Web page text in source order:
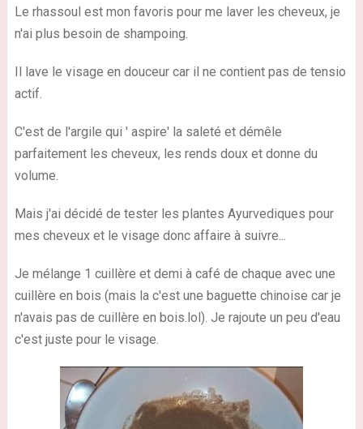
Le rhassoul est mon favoris pour me laver les cheveux, je
n'ai plus besoin de shampoing.
Il lave le visage en douceur car il ne contient pas de tensio
actif.
C'est de l'argile qui ' aspire' la saleté et démêle
parfaitement les cheveux, les rends doux et donne du
volume.
Mais j'ai décidé de tester les plantes Ayurvediques pour
mes cheveux et le visage donc affaire à suivre...
Je mélange 1 cuillère et demi à café de chaque avec une
cuillère en bois (mais la c'est une baguette chinoise car je
n'avais pas de cuillère en bois.lol). Je rajoute un peu d'eau
c'est juste pour le visage.